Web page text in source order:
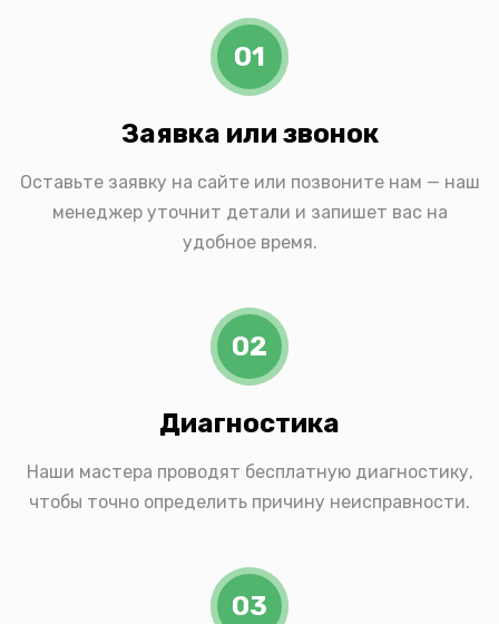
01
Заявка или звонок
Оставьте заявку на сайте или позвоните нам — наш
менеджер уточнит детали и запишет вас на
удобное время.
02
Диагностика
Наши мастера проводят бесплатную диагностику,
чтобы точно определить причину неисправности.
03